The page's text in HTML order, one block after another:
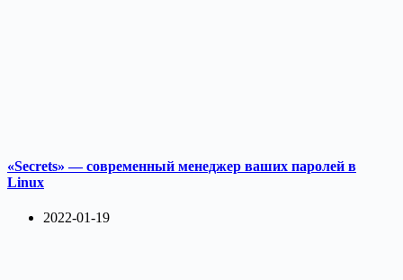
«Secrets» — современный менеджер ваших паролей в
Linux
2022-01-19